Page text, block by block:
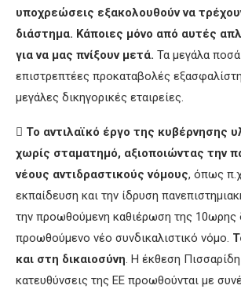
υποχρεώσεις εξακολουθούν να
διάστημα. Κάποιες μόνο από αυτές
για να μας πνίξουν μετά. Τα μεγάλα
επιστρεπτέες προκαταβολές
μεγάλες δικηγορικές εταιρείες.
 Το αντιλαϊκό έργο της κυβέρνησης
χωρίς σταματημό, αξιοποιώντας την
νέους αντιδραστικούς νόμους, όπως
εκπαίδευση και την ίδρυση
την προωθούμενη καθιέρωση της 10ωρης
προωθούμενο νέο συνδικαλιστικό νόμο.
και στη δικαιοσύνη. Η έκθεση Πισσαρίδη
κατευθύνσεις της ΕΕ προωθούνται με